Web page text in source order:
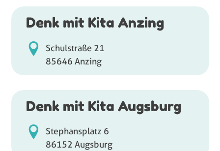
Denk mit Kita Anzing
Schulstraße 21
85646 Anzing
Denk mit Kita Augsburg
Stephansplatz 6
86152 Augsburg